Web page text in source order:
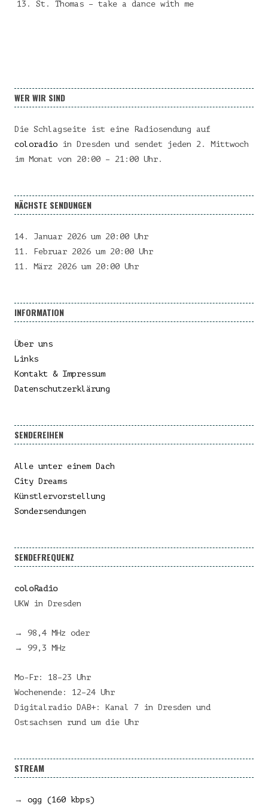
St. Thomas – take a dance with me
WER WIR SIND
Die Schlagseite ist eine Radiosendung auf
coloradio in Dresden und sendet jeden 2. Mittwoch
im Monat von 20:00 – 21:00 Uhr.
NÄCHSTE SENDUNGEN
14. Januar 2026 um 20:00 Uhr
11. Februar 2026 um 20:00 Uhr
11. März 2026 um 20:00 Uhr
INFORMATION
Über uns
Links
Kontakt & Impressum
Datenschutzerklärung
SENDEREIHEN
Alle unter einem Dach
City Dreams
Künstlervorstellung
Sondersendungen
SENDEFREQUENZ
coloRadio
UKW in Dresden
→ 98,4 MHz oder
→ 99,3 MHz
Mo-Fr: 18–23 Uhr
Wochenende: 12–24 Uhr
Digitalradio DAB+: Kanal 7 in Dresden und
Ostsachsen rund um die Uhr
STREAM
→ ogg (160 kbps)